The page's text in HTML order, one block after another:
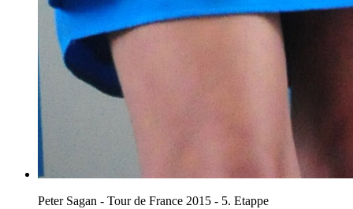
Peter Sagan - Tour de France 2015 - 5. Etappe